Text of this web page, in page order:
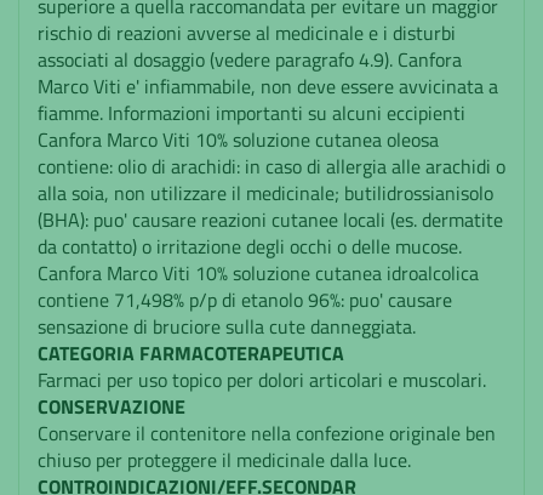
superiore a quella raccomandata per evitare un maggior
rischio di reazioni avverse al medicinale e i disturbi
associati al dosaggio (vedere paragrafo 4.9). Canfora
Marco Viti e' infiammabile, non deve essere avvicinata a
fiamme. Informazioni importanti su alcuni eccipienti
Canfora Marco Viti 10% soluzione cutanea oleosa
contiene: olio di arachidi: in caso di allergia alle arachidi o
alla soia, non utilizzare il medicinale; butilidrossianisolo
(BHA): puo' causare reazioni cutanee locali (es. dermatite
da contatto) o irritazione degli occhi o delle mucose.
Canfora Marco Viti 10% soluzione cutanea idroalcolica
contiene 71,498% p/p di etanolo 96%: puo' causare
sensazione di bruciore sulla cute danneggiata.
CATEGORIA FARMACOTERAPEUTICA
Farmaci per uso topico per dolori articolari e muscolari.
CONSERVAZIONE
Conservare il contenitore nella confezione originale ben
chiuso per proteggere il medicinale dalla luce.
CONTROINDICAZIONI/EFF.SECONDAR